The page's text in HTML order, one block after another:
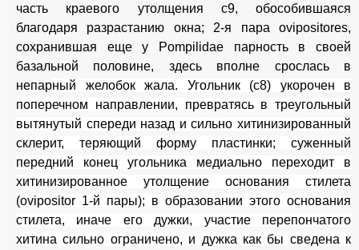
часть краевого утолщения с9, обособившаяся
благодаря разрастанию окна; 2-я пара ovipositores,
сохранившая еще у Pompilidae парность в своей
базальной половине, здесь вполне срослась в
непарный желобок жала. Угольник (с8) укорочен в
поперечном направлении, превратясь в треугольный
вытянутый спереди назад и сильно хитинизированный
склерит, теряющий форму пластинки; суженный
передний конец угольника медиально переходит в
хитинизированное утолщение основания стилета
(ovipositor 1-й пары); в образовании этого основания
стилета, иначе его дужки, участие перепончатого
хитина сильно ограничено, и дужка как бы сведена к